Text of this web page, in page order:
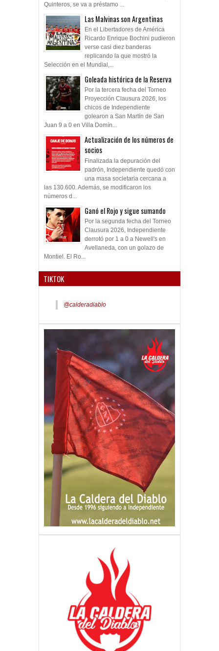
Quinteros, se va a préstamo ...
Las Malvinas son Argentinas
En el Libertadores de América
Ricardo Enrique Bochini pudieron
verse casi diez banderas
replicando la que mostró la
Selección en el Mundial,...
Goleada histórica de la Reserva
Por la tercera fecha del Torneo
Proyección Clausura 2026, los
chicos de Independiente
golearon a San Martín de San
Juan 9 a 0 en Villa Domín...
Actualización de los números de
socios
Finalizada la depuración del
padrón, Independiente quedó con
una masa societaria cercana a
las 130.600. Además, se modificaron los
números d...
Ganó el Rojo y sigue sumando
Por la segunda fecha del Torneo
Clausura 2026, Independiente
derrotó por 1 a 0 a Newell's en
Avellaneda, con un golazo de
Montiel. El Ro...
TIKTOK
@calderadiablo